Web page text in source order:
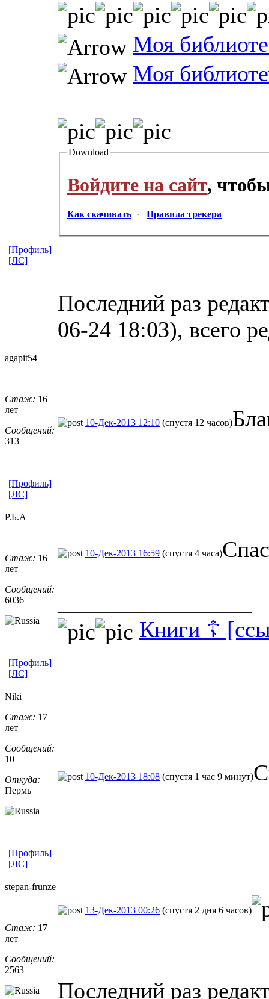
Моя
Моя
Download
Войдите на сайт,
Как скачивать · Правила трекера
Последний раз
06-24 18:03), всего
[Профиль]
[ЛС]
agapit54
Стаж: 16
лет
Сообщений:
313
10-Дек-2013 12:10 (спустя 12 часов)
[Профиль]
[ЛС]
Р.Б.А
Стаж: 16
лет
Сообщений:
6036
10-Дек-2013 16:59 (спустя 4 часа)
Книги ☦
[Профиль]
[ЛС]
Niki
Стаж: 17
лет
Сообщений:
10
Откуда:
Пермь
10-Дек-2013 18:08 (спустя 1 час 9 минут)
[Профиль]
[ЛС]
stepan-frunz​e
Стаж: 17
лет
Сообщений:
2563
13-Дек-2013 00:26 (спустя 2 дня 6 часов)
Последний раз